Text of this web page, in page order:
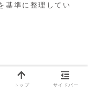
基準に整理してい
スポーツタイ
トップ サイドバー